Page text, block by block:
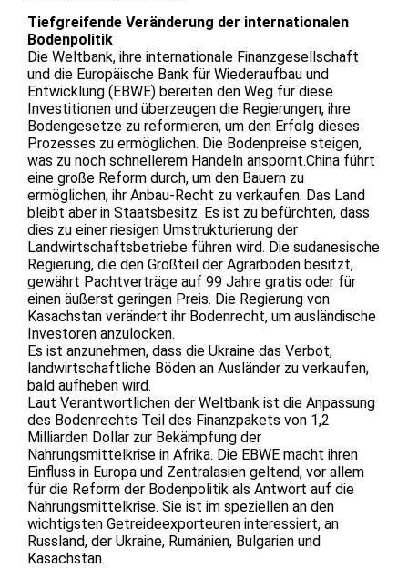
Tiefgreifende Veränderung der internationalen
Bodenpolitik
Die Weltbank, ihre internationale Finanzgesellschaft
und die Europäische Bank für Wiederaufbau und
Entwicklung (EBWE) bereiten den Weg für diese
Investitionen und überzeugen die Regierungen, ihre
Bodengesetze zu reformieren, um den Erfolg dieses
Prozesses zu ermöglichen. Die Bodenpreise steigen,
was zu noch schnellerem Handeln anspornt.China führt
eine große Reform durch, um den Bauern zu
ermöglichen, ihr Anbau-Recht zu verkaufen. Das Land
bleibt aber in Staatsbesitz. Es ist zu befürchten, dass
dies zu einer riesigen Umstrukturierung der
Landwirtschaftsbetriebe führen wird. Die sudanesische
Regierung, die den Großteil der Agrarböden besitzt,
gewährt Pachtverträge auf 99 Jahre gratis oder für
einen äußerst geringen Preis. Die Regierung von
Kasachstan verändert ihr Bodenrecht, um ausländische
Investoren anzulocken.
Es ist anzunehmen, dass die Ukraine das Verbot,
landwirtschaftliche Böden an Ausländer zu verkaufen,
bald aufheben wird.
Laut Verantwortlichen der Weltbank ist die Anpassung
des Bodenrechts Teil des Finanzpakets von 1,2
Milliarden Dollar zur Bekämpfung der
Nahrungsmittelkrise in Afrika. Die EBWE macht ihren
Einfluss in Europa und Zentralasien geltend, vor allem
für die Reform der Bodenpolitik als Antwort auf die
Nahrungsmittelkrise. Sie ist im speziellen an den
wichtigsten Getreideexporteuren interessiert, an
Russland, der Ukraine, Rumänien, Bulgarien und
Kasachstan.